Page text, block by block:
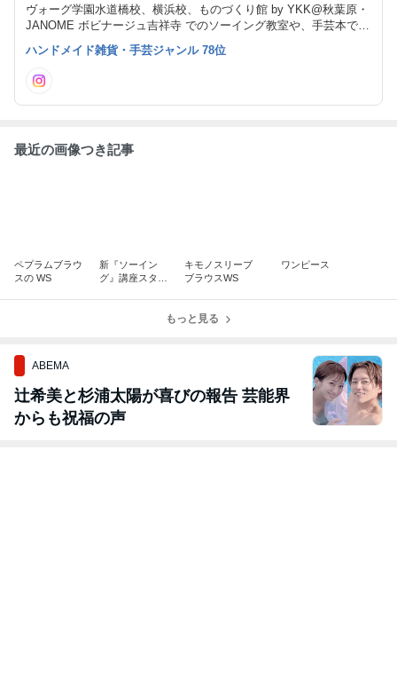
ヴォーグ学園水道橋校、横浜校、ものづくり館 by YKK@秋葉原・
JANOME ボビナージュ吉祥寺 でのソーイング教室や、手芸本での
作品発表など、野木陽子のハンドメイド＆ソーイングを通して楽し
い日々を綴ります。
ハンドメイド雑貨・手芸ジャンル 78位
最近の画像つき記事
ペプラムブラウ
スの WS
新『ソーイン
グ』講座スター
キモノスリーブ
ブラウスWS
ワンピース
もっと見る
ABEMA
辻希美と杉浦太陽が喜びの報告 芸能界
からも祝福の声